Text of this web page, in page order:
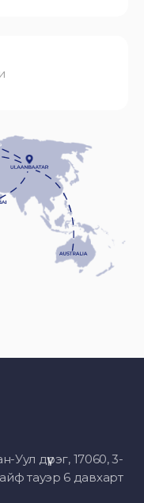
дүүрэг, 17060, 3-
тауэр 6 давхарт